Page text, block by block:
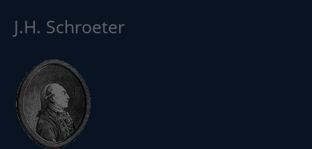
J.H. Schroeter